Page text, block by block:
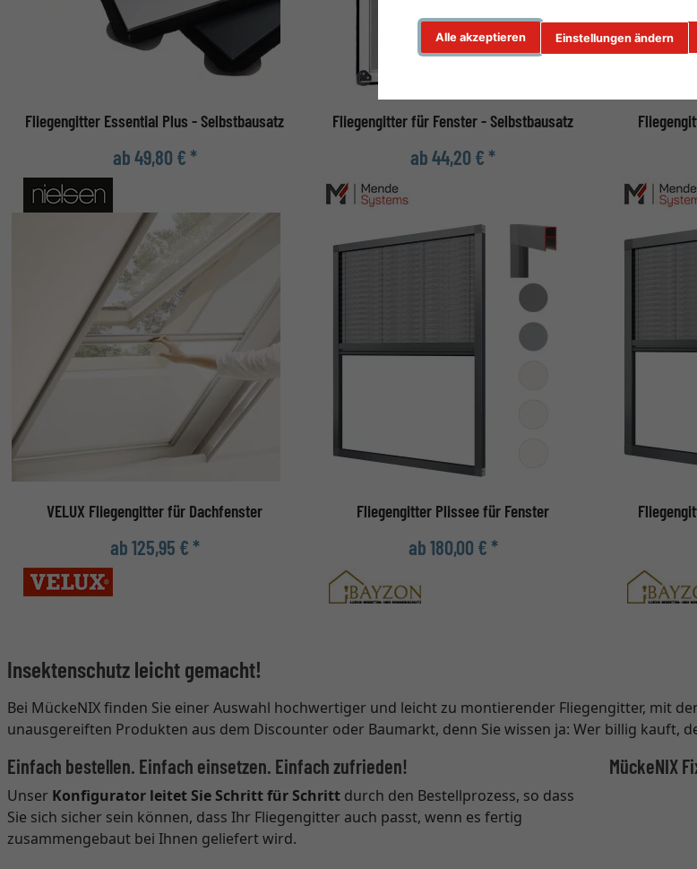
Alle akzeptieren Einstellungen ändern
Fliegengitter Essential Plus - Selbstbausatz
ab 49,80 € *
Fliegengitter für Fenster - Selbstbausatz
ab 44,20 € *
VELUX Fliegengitter für Dachfenster
ab 125,95 € *
Fliegengitter Plissee für Fenster
ab 180,00 € *
Insektenschutz leicht gemacht!
Bei MückeNIX finden Sie einer Auswahl hochwertiger und leicht zu montierender Fliegengitter, mit
unausgereiften Produkten aus dem Discounter oder Baumarkt, denn Sie wissen ja: Wer billig kauft,
Einfach bestellen. Einfach einsetzen. Einfach zufrieden!
Unser Konfigurator leitet Sie Schritt für Schritt durch den Bestellprozess, so dass
Sie sich sicher sein können, dass Ihr Fliegengitter auch passt, wenn es fertig
zusammengebaut bei Ihnen geliefert wird.
MückeNIX